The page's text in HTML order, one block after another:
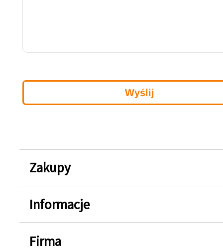
Zakupy
Informacje
Firma